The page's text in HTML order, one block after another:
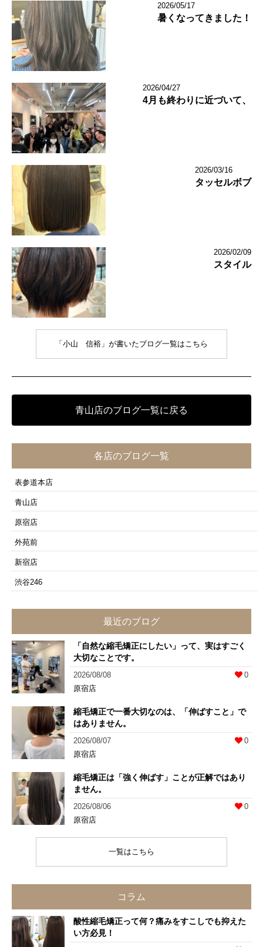
2026/05/17
暑くなってきました！
2026/04/27
4月も終わりに近づいて、
2026/03/16
タッセルボブ
2026/02/09
スタイル
「小山 信裕」が書いたブログ一覧はこちら
青山店のブログ一覧に戻る
各店のブログ一覧
表参道本店
青山店
原宿店
外苑前
新宿店
渋谷246
最近のブログ
「自然な縮毛矯正にしたい」って、実はすごく
大切なことです。
2026/08/08
0
原宿店
縮毛矯正で一番大切なのは、「伸ばすこと」で
はありません。
2026/08/07
0
原宿店
縮毛矯正は「強く伸ばす」ことが正解ではあり
ません。
2026/08/06
0
原宿店
一覧はこちら
コラム
酸性縮毛矯正って何？痛みをすこしでも抑えた
い方必見！